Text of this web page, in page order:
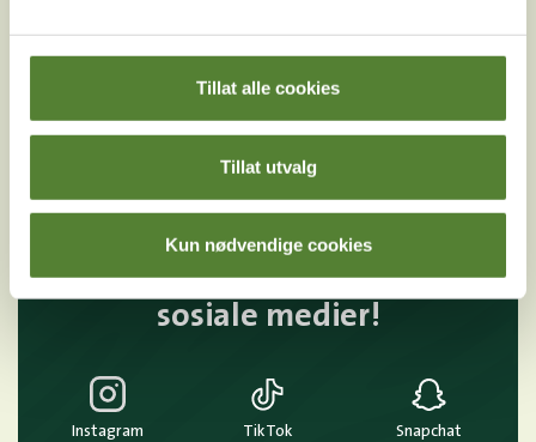
Tillat alle cookies
Tillat utvalg
Kun nødvendige cookies
Ved å melde deg på vårt nyhetsbrev godtar du våre
Følg oss på
sosiale medier!
Instagram TikTok Snapchat